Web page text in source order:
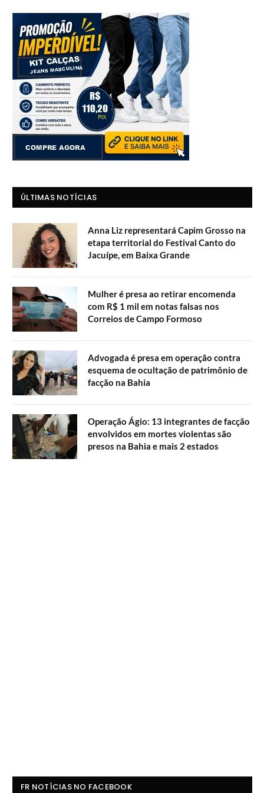
ÚLTIMAS NOTÍCIAS
Anna Liz representará Capim Grosso na
etapa territorial do Festival Canto do
Jacuípe, em Baixa Grande
Mulher é presa ao retirar encomenda
com R$ 1 mil em notas falsas nos
Correios de Campo Formoso
Advogada é presa em operação contra
esquema de ocultação de patrimônio de
facção na Bahia
Operação Ágio: 13 integrantes de facção
envolvidos em mortes violentas são
presos na Bahia e mais 2 estados
FR NOTÍCIAS NO FACEBOOK